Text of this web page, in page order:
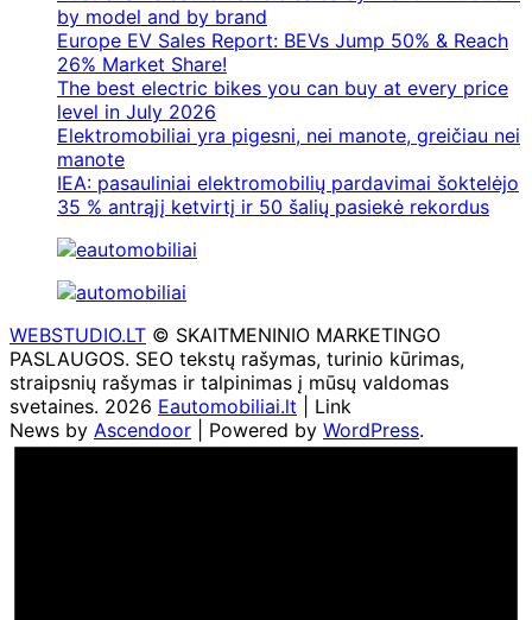
by model and by brand
Europe EV Sales Report: BEVs Jump 50% & Reach
26% Market Share!
The best electric bikes you can buy at every price
level in July 2026
Elektromobiliai yra pigesni, nei manote, greičiau nei
manote
IEA: pasauliniai elektromobilių pardavimai šoktelėjo
35 % antrąjį ketvirtį ir 50 šalių pasiekė rekordus
WEBSTUDIO.LT © SKAITMENINIO MARKETINGO
PASLAUGOS. SEO tekstų rašymas, turinio kūrimas,
straipsnių rašymas ir talpinimas į mūsų valdomas
svetaines. 2026 Eautomobiliai.lt | Link
News by Ascendoor | Powered by WordPress.